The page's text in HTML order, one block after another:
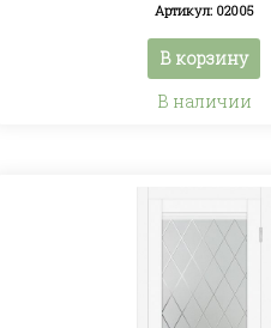
Артикул: 02005
В корзину
В наличии